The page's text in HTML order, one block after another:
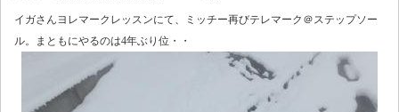
イガさんヨレマークレッスンにて、ミッチー再びテレマーク＠ステップソー
ル。まともにやるのは4年ぶり位・・